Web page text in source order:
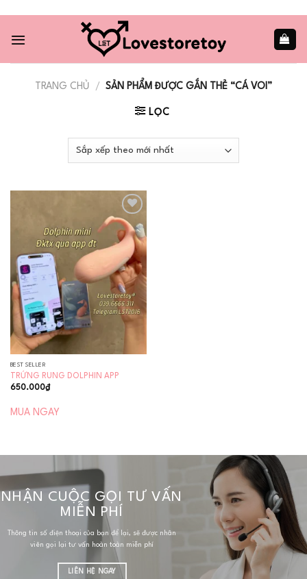
content
TRANG CHỦ / SẢN PHẨM ĐƯỢC GẮN THẺ “CÁ VOI”
LỌC
Add to
wishlist
BEST SELLER
TRỨNG RUNG DOLPHIN APP
650.000₫
MUA NGAY
NHẬN CUỘC GỌI TƯ VẤN
MIỄN PHÍ
Thông tin số điện thoại của bạn để lại, sẽ được nhân
viên gọi lại tư vấn hoàn toàn miễn phí
LIÊN HỆ NGAY